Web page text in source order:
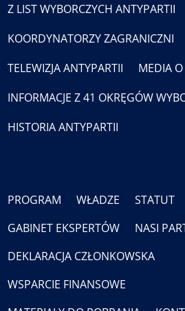
Z LIST WYBORCZYCH ANTYPARTII
KOORDYNATORZY ZAGRANICZNI
TELEWIZJA ANTYPARTII
MEDIA
INFORMACJE Z 41 OKRĘGÓW
HISTORIA ANTYPARTII
PROGRAM WŁADZE
STATUT
GABINET EKSPERTÓW
NASI
DEKLARACJA CZŁONKOWSKA
WSPARCIE FINANSOWE